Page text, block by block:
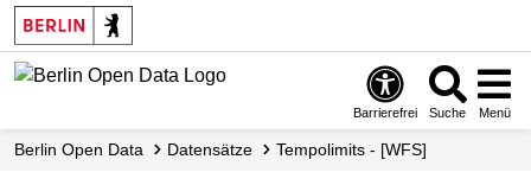
Skip
to
main
Barrierefrei Suche Menü
Berlin Open Data Datensätze Tempolimits - [WFS]